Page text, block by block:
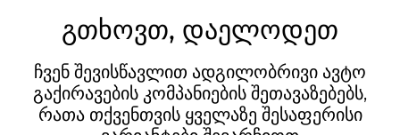
გთხოვთ, დაელოდეთ
ჩვენ შევისწავლით ადგილობრივი ავტო
გაქირავების კომპანიების შეთავაზებებს,
რათა თქვენთვის ყველაზე შესაფერისი